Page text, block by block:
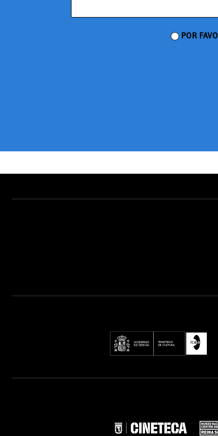
POR